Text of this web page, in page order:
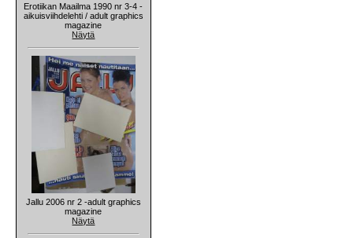
Erotiikan Maailma 1990 nr 3-4 -
aikuisviihdelehti / adult graphics
magazine
Näytä
Jallu 2006 nr 2 -adult graphics
magazine
Näytä